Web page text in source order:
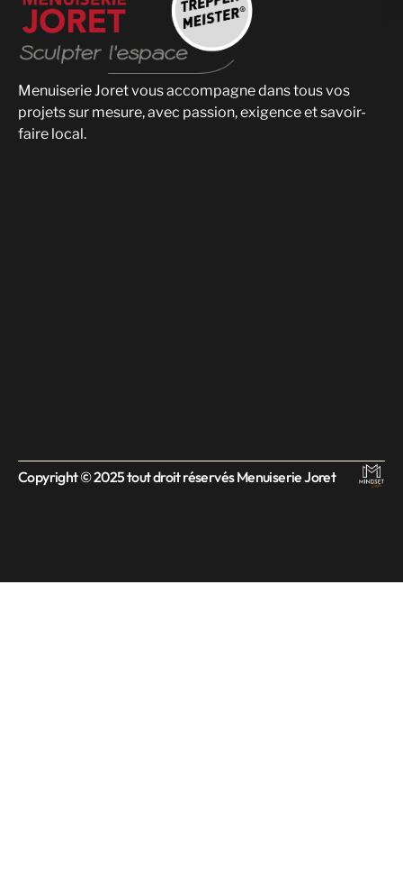
Menuiserie Joret vous accompagne dans tous vos
projets sur mesure, avec passion, exigence et savoir-
faire local.
Copyright © 2025 tout droit réservés Menuiserie Joret